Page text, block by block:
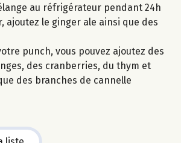
au réfrigérateur pendant 24h
ajoutez le ginger ale ainsi que des
punch, vous pouvez ajoutez des
des cranberries, du thym et
des branches de cannelle